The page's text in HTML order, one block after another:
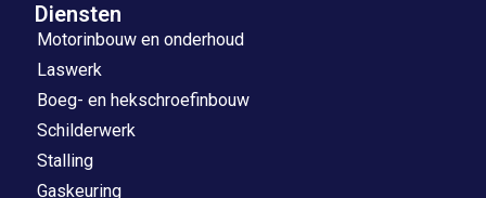
Diensten
Motorinbouw en onderhoud
Laswerk
Boeg- en hekschroefinbouw
Schilderwerk
Stalling
Gaskeuring